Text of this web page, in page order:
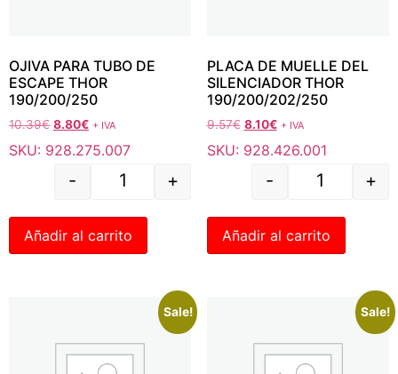
OJIVA PARA TUBO DE
ESCAPE THOR
190/200/250
10.39€ 8.80€ + IVA
SKU: 928.275.007
- +
Añadir al carrito
PLACA DE MUELLE DEL
SILENCIADOR THOR
190/200/202/250
9.57€ 8.10€ + IVA
SKU: 928.426.001
- +
Añadir al carrito
Sale! Sale!